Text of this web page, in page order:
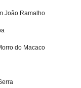
João Ramalho
do Macaco